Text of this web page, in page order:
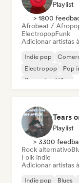
Playlist
> 1800
Afrobeat /
ElectropopFunk
Adicionar artistas
Indie pop
Electropop
Pop
Pop psicodélico
Tears
Playlist
> 3300
Rock alternativo
Folk indie
Adicionar artistas
Indie pop Blues